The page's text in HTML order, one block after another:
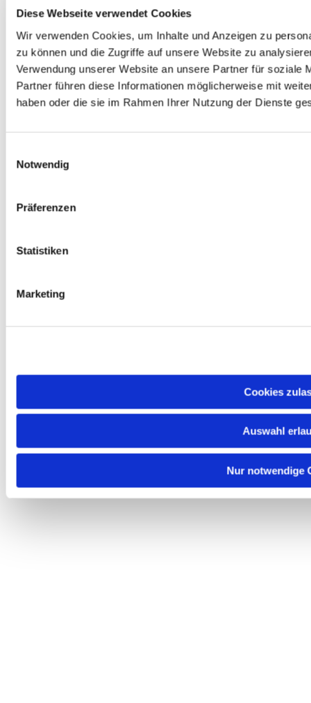
Diese Webseite verwendet Cookies
Wir verwenden Cookies, um Inhalte und Anzeigen zu
zu können und die Zugriffe auf unsere Website zu
Verwendung unserer Website an unsere Partner für soziale
Partner führen diese Informationen möglicherweise mit
haben oder die sie im Rahmen Ihrer Nutzung der Dienste
Notwendig
Präferenzen
Statistiken
Marketing
Cookies
Auswahl
Nur notwendige
0 Feed